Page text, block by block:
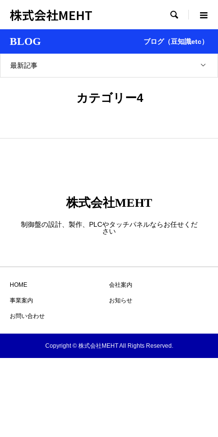
株式会社MEHT 
BLOG ブログ（豆知識etc）
最新記事
カテゴリー4
株式会社MEHT
制御盤の設計、製作、PLCやタッチパネルならお任せくだ
さい
HOME 会社案内
事業案内 お知らせ
お問い合わせ
Copyright © 株式会社MEHT All Rights Reserved.